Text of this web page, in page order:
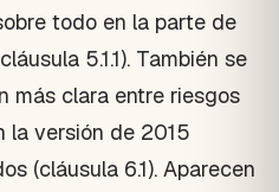
todo en la parte de
5.1.1). También se
más clara entre riesgos
la versión de 2015
(cláusula 6.1). Aparecen